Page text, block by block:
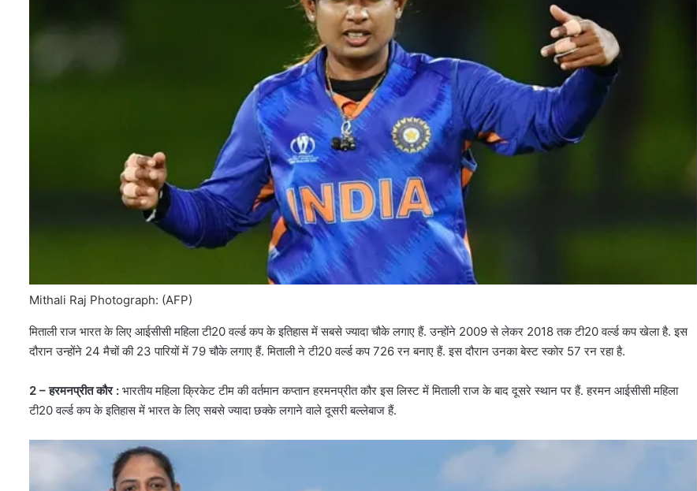
Mithali Raj Photograph: (AFP)
मिताली राज भारत के लिए आईसीसी महिला टी20 वर्ल्ड कप के इतिहास में सबसे ज्यादा चौके लगाए हैं. उन्होंने 2009 से लेकर 2018 तक टी20 वर्ल्ड कप खेला है. इस
दौरान उन्होंने 24 मैचों की 23 पारियों में 79 चौके लगाए हैं. मिताली ने टी20 वर्ल्ड कप 726 रन बनाए हैं. इस दौरान उनका बेस्ट स्कोर 57 रन रहा है.
2 – हरमनप्रीत कौर : भारतीय महिला क्रिकेट टीम की वर्तमान कप्तान हरमनप्रीत कौर इस लिस्ट में मिताली राज के बाद दूसरे स्थान पर हैं. हरमन आईसीसी महिला
टी20 वर्ल्ड कप के इतिहास में भारत के लिए सबसे ज्यादा छक्के लगाने वाले दूसरी बल्लेबाज हैं.